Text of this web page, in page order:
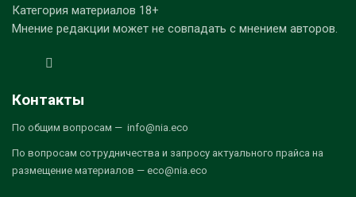
Категория материалов 18+
Мнение редакции может не совпадать с мнением авторов.
Контакты
По общим вопросам — info@nia.eco
По вопросам сотрудничества и запросу актуального прайса на
размещение материалов — eco@nia.eco